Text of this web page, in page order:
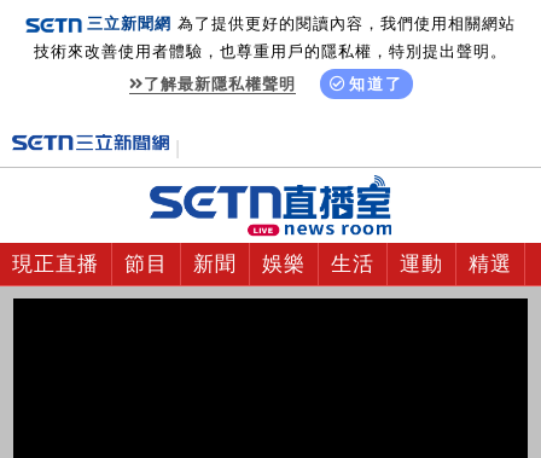
三立新聞網 為了提供更好的閱讀內容，我們使用相關網站
技術來改善使用者體驗，也尊重用戶的隱私權，特別提出聲明。
了解最新隱私權聲明
知道了
現正直播 節目 新聞 娛樂 生活 運動 精選